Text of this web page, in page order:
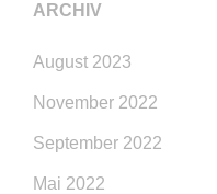
ARCHIV
August 2023
November 2022
September 2022
Mai 2022